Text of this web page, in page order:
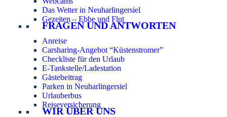
Das Wetter in Neuharlingersiel
Gezeiten – Ebbe und Flut
FRAGEN UND ANTWORTEN
Anreise
Carsharing-Angebot “Küstenstromer”
Checkliste für den Urlaub
E-Tankstelle/Ladestation
Gästebeitrag
Parken in Neuharlingersiel
Urlauberbus
Reiseversicherung
WIR ÜBER UNS